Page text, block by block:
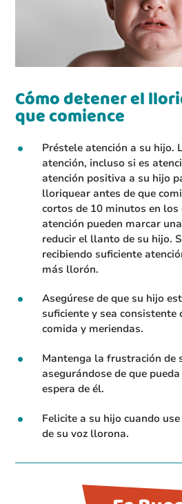
Cómo detener el
que comience
Préstele atención a su hijo.
atención, incluso si es
atención positiva a su hijo
lloriquear antes de que
cortos de 10 minutos en
atención pueden marcar
reducir el llanto de su hijo.
recibiendo suficiente
más llorón.
Asegúrese de que su hijo
suficiente y sea consistente
comida y meriendas.
Mantenga la frustración de
asegurándose de que
espera de él.
Felicite a su hijo cuando
de su voz llorona.